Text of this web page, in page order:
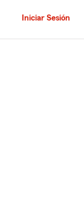
Iniciar Sesión